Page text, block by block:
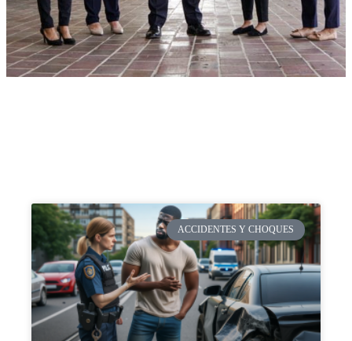
ACCIDENTES Y CHOQUES